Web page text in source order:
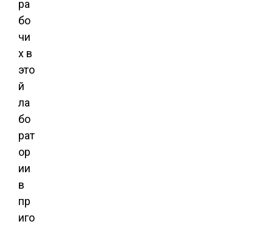
ра
бо
чи
х в
это
й
ла
бо
рат
ор
ии
в
пр
иго